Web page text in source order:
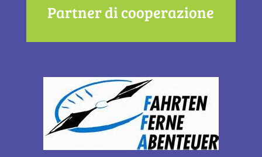
Partner di cooperazione